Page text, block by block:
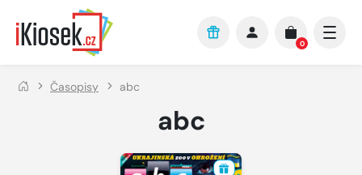
Přejít na hlavní obsah
0
Časopisy abc
abc